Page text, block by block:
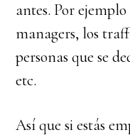
antes. Por
managers, los
personas que se
etc.
Así que si estás